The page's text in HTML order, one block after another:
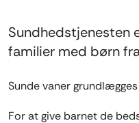
Sundhedstjenesten
familier med børn
Sunde vaner
For at give barnet de